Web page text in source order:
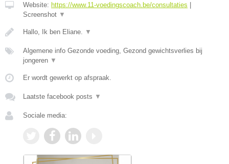
Website: https://www.11-voedingscoach.be/consultaties
Screenshot ▼
Hallo, Ik ben Eliane. ▼
Algemene info Gezonde voeding, Gezond gewichtsverlies bij
jongeren ▼
Er wordt gewerkt op afspraak.
Laatste facebook posts ▼
Sociale media: